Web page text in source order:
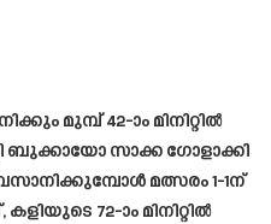
മുമ്പ് 42-ാം മിനിറ്റിൽ
ബുക്കായോ സാക്ക ഗോളാക്കി
മത്സരം 1-1ന്
72-ാം മിനിറ്റിൽ